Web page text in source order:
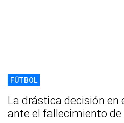
FÚTBOL
La drástica decisión
ante el fallecimiento de